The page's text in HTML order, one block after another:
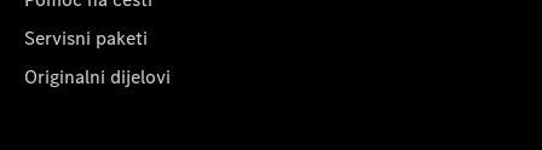
Servisni paketi
Originalni dijelovi